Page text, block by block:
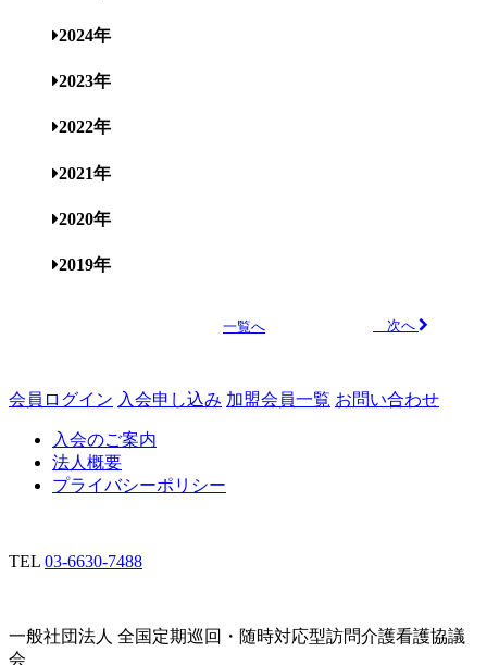
2024年
2023年
2022年
2021年
2020年
2019年
一覧へ 次へ
会員ログイン 入会申し込み 加盟会員一覧 お問い合わせ
入会のご案内
法人概要
プライバシーポリシー
TEL 03-6630-7488
一般社団法人 全国定期巡回・随時対応型訪問介護看護協議
会